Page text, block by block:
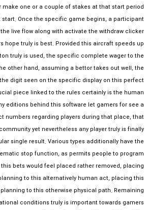
make one or a couple of stakes at that start period
Once the specific game begins, a participant
live flow along with activate the withdraw clicker
hope truly is best. Provided this aircraft speeds up
truly is used, the specific complete wager to the
other hand, assuming a bettor takes out well, the
digit seen on the specific display on this perfect
piece linked to the rules certainly is the human
editions behind this software let gamers for see a
numbers regarding players during that place, that
yet nevertheless any player truly is finally
single result. Various types additionally have the
stop function, as permits people to program
bets would feel placed rather removed, placing
to this alternatively human act, placing this
to this otherwise physical path. Remaining
conditions truly is important towards gamers